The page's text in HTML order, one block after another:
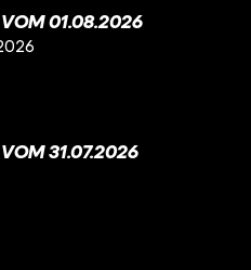
01.08.2026
31.07.2026